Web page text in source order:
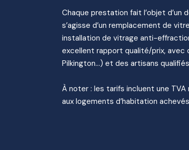
Chaque prestation fait l’objet d’un
s’agisse d’un remplacement de
installation de vitrage anti-
excellent rapport qualité/prix,
Pilkington…) et des artisans
À noter : les tarifs incluent une
aux logements d’habitation